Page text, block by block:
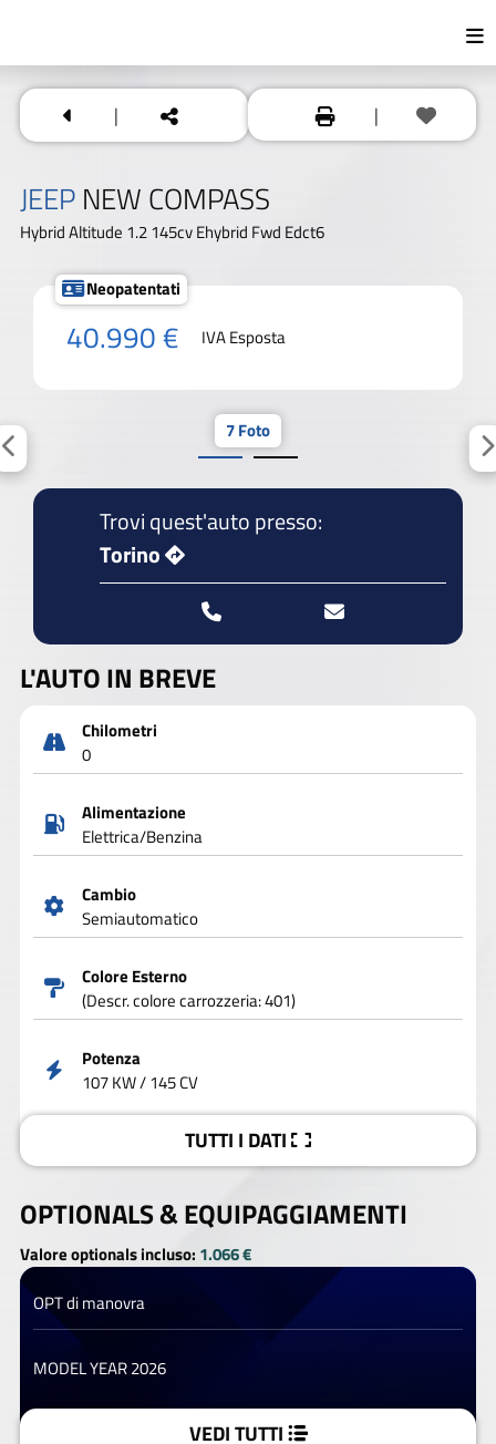
| |
JEEP NEW COMPASS
Hybrid Altitude 1.2 145cv Ehybrid Fwd Edct6
Neopatentati
40.990 € IVA Esposta
7 Foto
Trovi quest'auto presso:
Torino
L'AUTO IN BREVE
Chilometri
0
Alimentazione
Elettrica/Benzina
Cambio
Semiautomatico
Colore Esterno
(Descr. colore carrozzeria: 401)
Potenza
107 KW / 145 CV
TUTTI I DATI
OPTIONALS &EQUIPAGGIAMENTI
Valore optionals incluso: 1.066 €
OPT di manovra
MODEL YEAR 2026
VEDI TUTTI